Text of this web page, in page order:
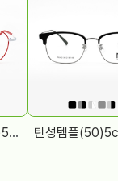
티타늄 소아용(46)5color [노네임]67011